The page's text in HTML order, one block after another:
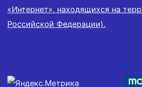
«Интернет», находящихся на
Российской Федерации).